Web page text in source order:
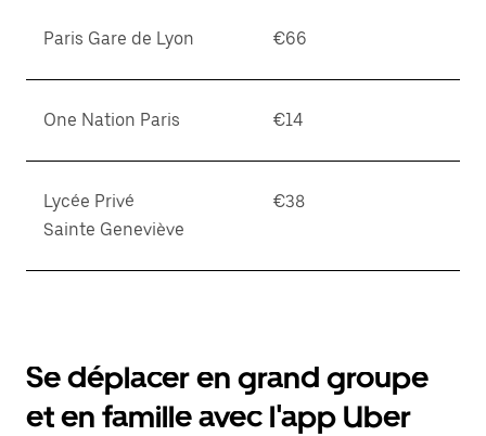
Paris Gare de Lyon €66
One Nation Paris €14
Lycée Privé
Sainte Geneviève
€38
Se déplacer en grand groupe
et en famille avec l'app Uber